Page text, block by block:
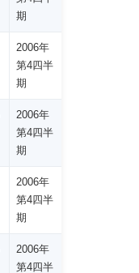
期
2006年
第4四半
期
2006年
第4四半
期
2006年
第4四半
期
2006年
第4四半